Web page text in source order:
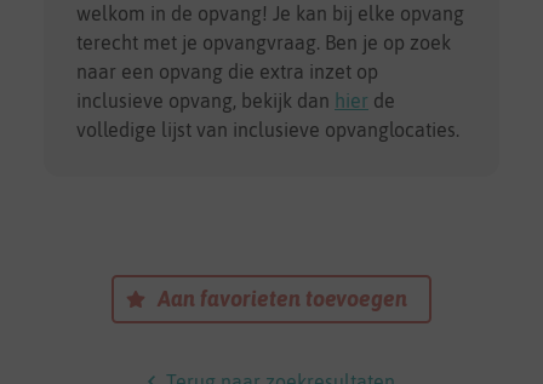
welkom in de opvang! Je kan bij elke opvang
terecht met je opvangvraag. Ben je op zoek
naar een opvang die extra inzet op
inclusieve opvang, bekijk dan hier de
volledige lijst van inclusieve opvanglocaties.
Aan favorieten toevoegen